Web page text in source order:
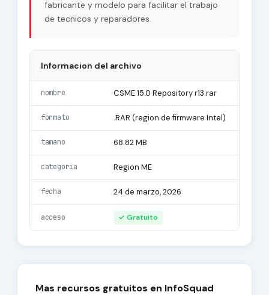
fabricante y modelo para facilitar el trabajo
de tecnicos y reparadores.
Informacion del archivo
nombre CSME 15.0 Repository r13.rar
formato .RAR (region de firmware Intel)
tamano 68.82 MB
categoria Region ME
fecha 24 de marzo, 2026
acceso ✓ Gratuito
Mas recursos gratuitos en InfoSquad